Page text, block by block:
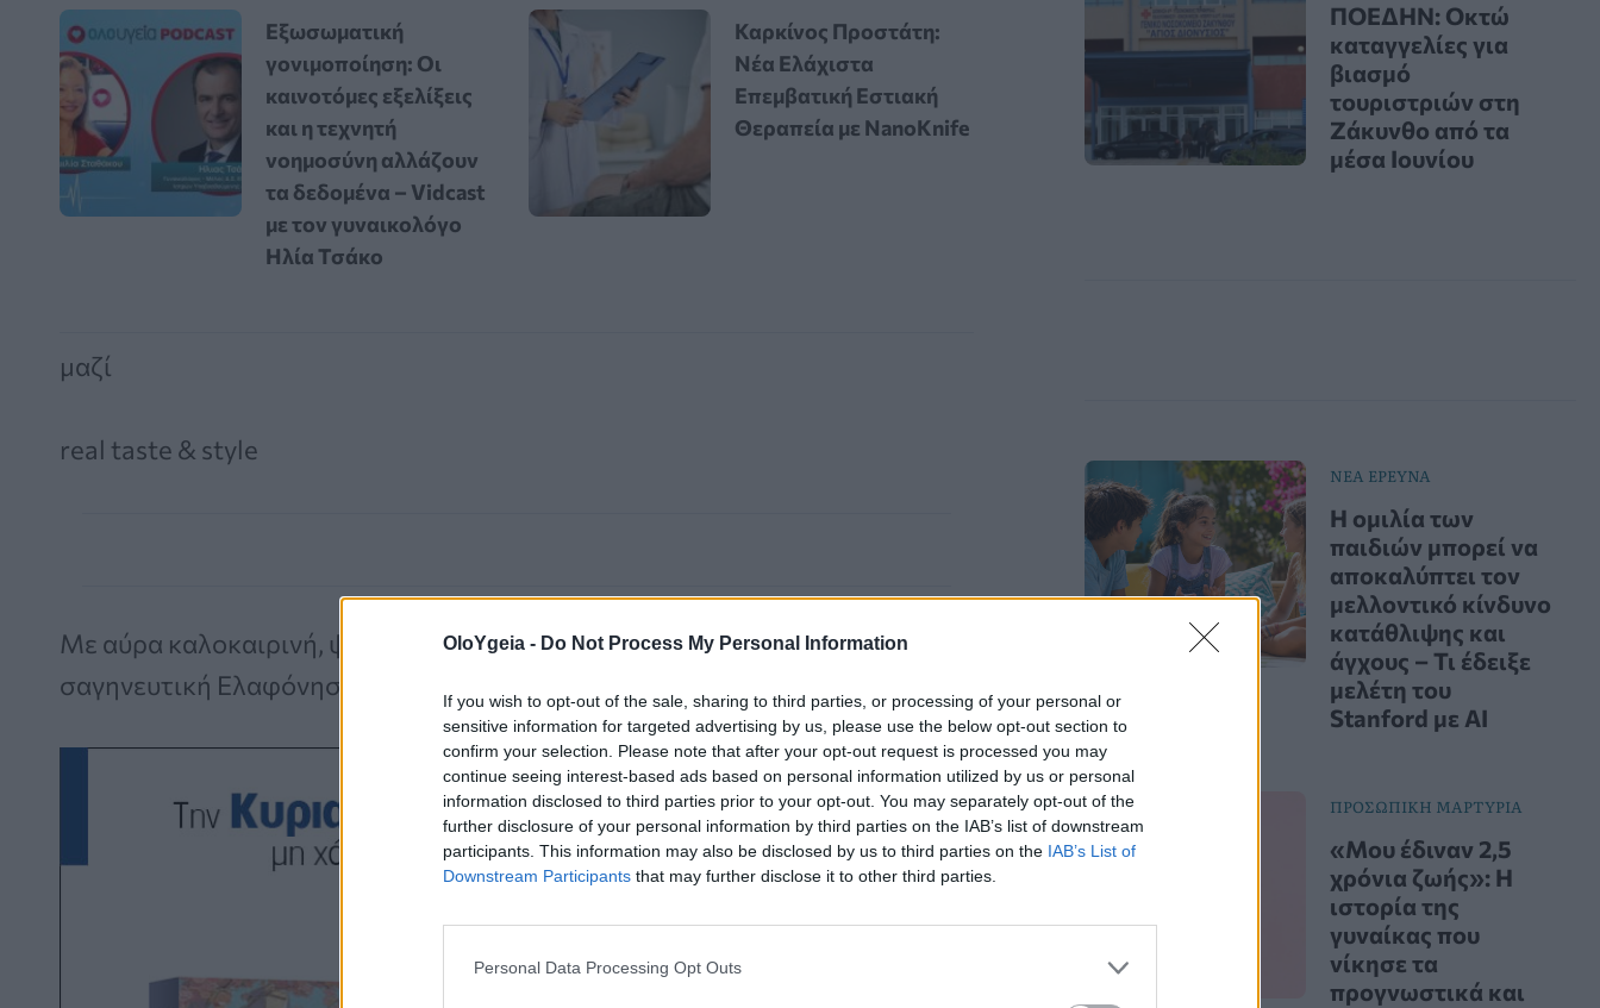
OloYgeia - Do Not Process My Personal Information
If you wish to opt-out of the sale, sharing to third parties, or processing of your personal or
sensitive information for targeted advertising by us, please use the below opt-out section to
confirm your selection. Please note that after your opt-out request is processed you may
continue seeing interest-based ads based on personal information utilized by us or personal
information disclosed to third parties prior to your opt-out. You may separately opt-out of the
further disclosure of your personal information by third parties on the IAB’s list of downstream
participants. This information may also be disclosed by us to third parties on the IAB’s List of
Downstream Participants that may further disclose it to other third parties.
Personal Data Processing Opt Outs
Εξωσωματική
γονιμοποίηση: Οι
καινοτόμες εξελίξεις
και η τεχνητή
νοημοσύνη αλλάζουν
τα δεδομένα – Vidcast
με τον γυναικολόγο
Ηλία Τσάκο
Καρκίνος Προστάτη:
Νέα Ελάχιστα
Επεμβατική Εστιακή
Θεραπεία με NanoKnife
μαζί
real taste & style
Με αύρα καλοκαιρινή, ψήνουμε ψάρια στη σχάρα και ταξιδεύουμε στη
σαγηνευτική Ελαφόνησο
ΠΟΕΔΗΝ: Οκτώ
καταγγελίες για
βιασμό
τουριστριών στη
Ζάκυνθο από τα
μέσα Ιουνίου
ΝΕΑ ΕΡΕΥΝΑ
Η ομιλία των
παιδιών μπορεί να
αποκαλύπτει τον
μελλοντικό κίνδυνο
κατάθλιψης και
άγχους – Τι έδειξε
μελέτη του
Stanford με AI
ΠΡΟΣΩΠΙΚΗ ΜΑΡΤΥΡΙΑ
«Μου έδιναν 2,5
χρόνια ζωής»: Η
ιστορία της
γυναίκας που
νίκησε τα
προγνωστικά και